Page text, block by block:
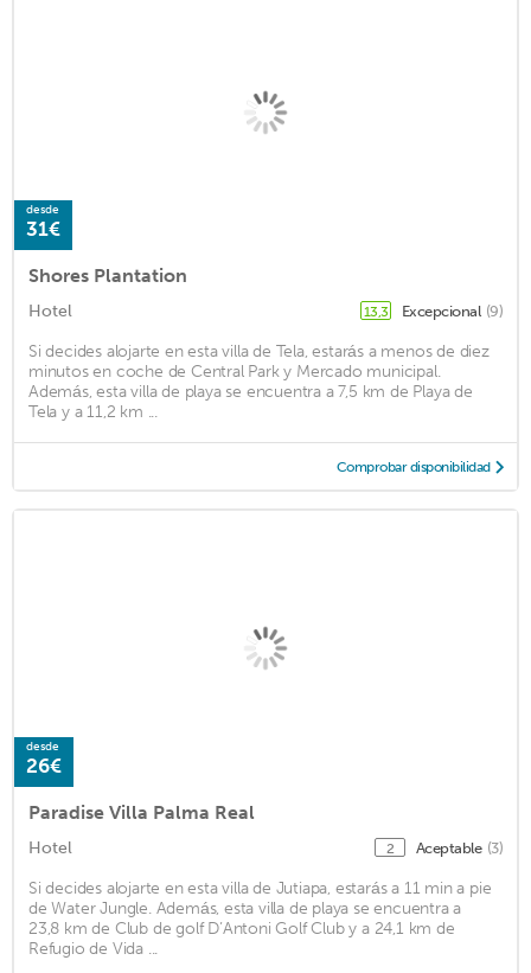
desde
31€
Shores Plantation
Hotel 13,3 Excepcional (9)
Si decides alojarte en esta villa de Tela, estarás a menos de diez
minutos en coche de Central Park y Mercado municipal.
Además, esta villa de playa se encuentra a 7,5 km de Playa de
Tela y a 11,2 km ...
Comprobar disponibilidad
desde
26€
Paradise Villa Palma Real
Hotel 2 Aceptable (3)
Si decides alojarte en esta villa de Jutiapa, estarás a 11 min a pie
de Water Jungle. Además, esta villa de playa se encuentra a
23,8 km de Club de golf D’Antoni Golf Club y a 24,1 km de
Refugio de Vida ...